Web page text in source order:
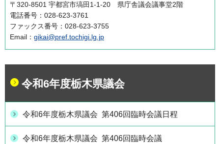
〒320-8501 宇都宮市塙田1-1-20 県庁舎議会議事堂2階
電話番号：028-623-3761
ファックス番号：028-623-3755
Email： gikai@pref.tochigi.lg.jp
令和6年度栃木県議会
令和6年度栃木県議会 第406回臨時会議日程
令和6年度栃木県議会 第406回臨時会議